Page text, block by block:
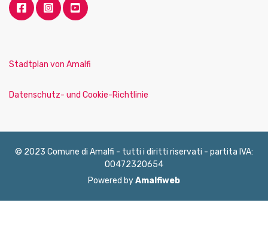
Stadtplan von Amalfi
Datenschutz- und Cookie-Richtlinie
© 2023 Comune di Amalfi - tutti i diritti riservati - partita IVA:
00472320654
Powered byAmalfiweb